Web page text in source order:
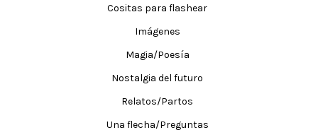
Cositas para flashear
Imágenes
Magia/Poesía
Nostalgia del futuro
Relatos/Partos
Una flecha/Preguntas